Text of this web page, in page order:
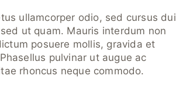
ullamcorper odio, sed cursus dui
ut quam. Mauris interdum non
posuere mollis, gravida et
pulvinar ut augue ac
rhoncus neque commodo.